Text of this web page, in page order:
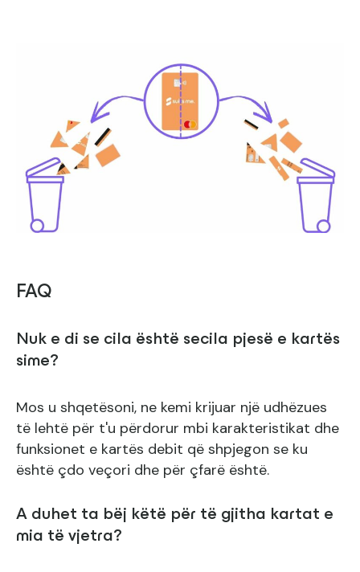
FAQ
Nuk e di se cila është secila pjesë e kartës
sime?
Mos u shqetësoni, ne kemi krijuar një udhëzues
të lehtë për t'u përdorur mbi karakteristikat dhe
funksionet e kartës debit që shpjegon se ku
është çdo veçori dhe për çfarë është.
A duhet ta bëj këtë për të gjitha kartat e
mia të vjetra?